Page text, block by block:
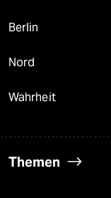
Berlin
Nord
Wahrheit
Themen